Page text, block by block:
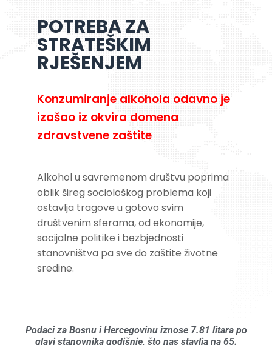
POTREBA ZA
STRATEŠKIM
RJEŠENJEM
Konzumiranje alkohola odavno je
izašao iz okvira domena
zdravstvene zaštite
Alkohol u savremenom društvu poprima
oblik šireg sociološkog problema koji
ostavlja tragove u gotovo svim
društvenim sferama, od ekonomije,
socijalne politike i bezbjednosti
stanovništva pa sve do zaštite životne
sredine.
Podaci za Bosnu i Hercegovinu iznose 7.81 litara po
glavi stanovnika godišnje, što nas stavlja na 65.